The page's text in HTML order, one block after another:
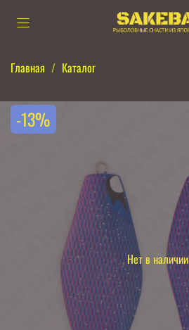
Главная Каталог
Нет в наличии
-13%